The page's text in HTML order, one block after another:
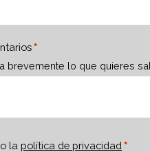
brevemente lo que quieres
la política de privacidad